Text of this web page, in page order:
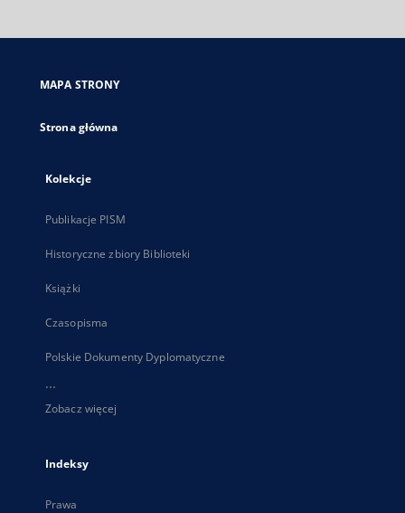
się
karcie
MAPA STRONY
Strona główna
Kolekcje
Publikacje PISM
Historyczne zbiory Biblioteki
Książki
Czasopisma
Polskie Dokumenty Dyplomatyczne
...
Zobacz więcej
Indeksy
Prawa